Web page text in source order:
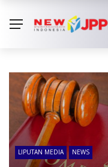
LIPUTAN MEDIA NEWS